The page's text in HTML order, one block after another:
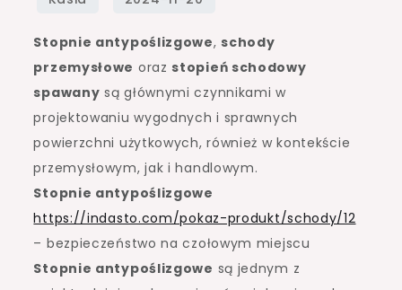
Stopnie antypoślizgowe, schody
przemysłowe oraz stopień schodowy
spawany są głównymi czynnikami w
projektowaniu wygodnych i sprawnych
powierzchni użytkowych, również w kontekście
przemysłowym, jak i handlowym.
Stopnie antypoślizgowe
https://indasto.com/pokaz-produkt/schody/12
– bezpieczeństwo na czołowym miejscu
Stopnie antypoślizgowe są jednym z